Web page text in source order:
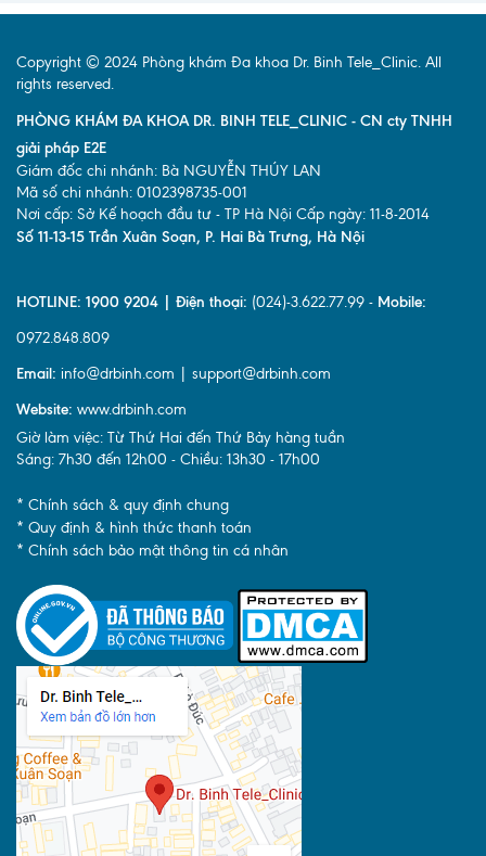
Copyright © 2024 Phòng khám Đa khoa Dr. Binh Tele_Clinic. All
rights reserved.
PHÒNG KHÁM ĐA KHOA DR. BINH TELE_CLINIC - CN cty TNHH
giải pháp E2E
Giám đốc chi nhánh: Bà NGUYỄN THÚY LAN
Mã số chi nhánh: 0102398735-001
Nơi cấp: Sở Kế hoạch đầu tư - TP Hà Nội Cấp ngày: 11-8-2014
Số 11-13-15 Trần Xuân Soạn, P. Hai Bà Trưng, Hà Nội
HOTLINE: 1900 9204 | Điện thoại: (024)-3.622.77.99 - Mobile:
0972.848.809
Email: info@drbinh.com | support@drbinh.com
Website: www.drbinh.com
Giờ làm việc: Từ Thứ Hai đến Thứ Bảy hàng tuần
Sáng: 7h30 đến 12h00 - Chiều: 13h30 - 17h00
* Chính sách & quy định chung
* Quy định & hình thức thanh toán
* Chính sách bảo mật thông tin cá nhân